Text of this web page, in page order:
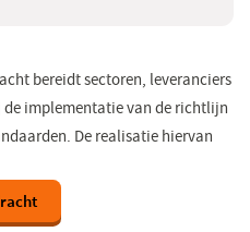
bereidt sectoren, leveranciers
de implementatie van de richtlijn
De realisatie hiervan
(opent
in